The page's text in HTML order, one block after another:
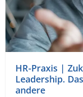
HR-Praxis |
Leadership.
andere